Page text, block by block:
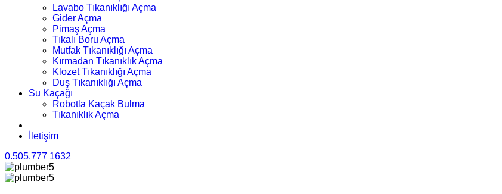
Lavabo Tıkanıklığı Açma
Gider Açma
Pimaş Açma
Tıkalı Boru Açma
Mutfak Tıkanıklığı Açma
Kırmadan Tıkanıklık Açma
Klozet Tıkanıklığı Açma
Duş Tıkanıklığı Açma
Su Kaçağı
Robotla Kaçak Bulma
Tıkanıklık Açma
İletişim
0.505.777 1632